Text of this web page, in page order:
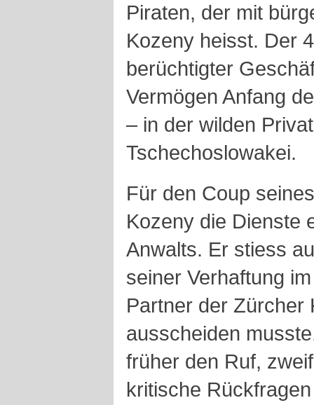
Piraten, der mit
Kozeny heisst. Der
berüchtigter
Vermögen Anfang
– in der wilden
Tschechoslowakei.
Für den Coup
Kozeny die Dienste
Anwalts. Er stiess
seiner Verhaftung
Partner der Zürcher
ausscheiden
früher den Ruf,
kritische